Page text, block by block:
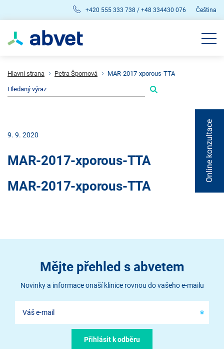
+420 555 333 738 / +48 334430 076 Čeština
Hlavní strana Petra Špornová MAR-2017-xporous-TTA
9. 9. 2020
MAR-2017-xporous-TTA
MAR-2017-xporous-TTA
Mějte přehled s abvetem
Novinky a informace onaší klinice rovnou do vašeho e-mailu
Online konzultace